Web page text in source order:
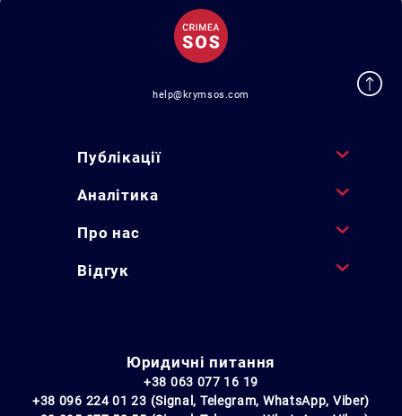
help@krymsos.com
Публікації
Аналітика
Про нас
Відгук
Юридичні питання
+38 063 077 16 19
+38 096 224 01 23 (Signal, Telegram, WhatsApp, Viber)